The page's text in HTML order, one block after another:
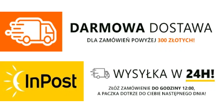
jest gładka i lekko elastyczna
dzięki czemu nie krępuje ruchów -
szeroki ściągacz w pasie oraz u
dołu nogawek - dodatkowa
regulacja pasa za pomocą
sznurka - dwie kieszenie
zamykane na zamki - małe logo
PITBULL na nogawce - mały napis
Performance Pro + z tyłu - do
miękkiej bawełny o gramaturze
330 g/m2 - delikatny efekt sprania
- tkanina jest odporna na
szczotkowane i miłe w dotyku -
małe wyszywane logo marki
PitBull na nogawce - szerokie